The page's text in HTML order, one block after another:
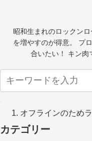
昭和生まれのロックン
を増やすのが得意。 プ
合いたい！ キン肉
オフラインのため
カテゴリー